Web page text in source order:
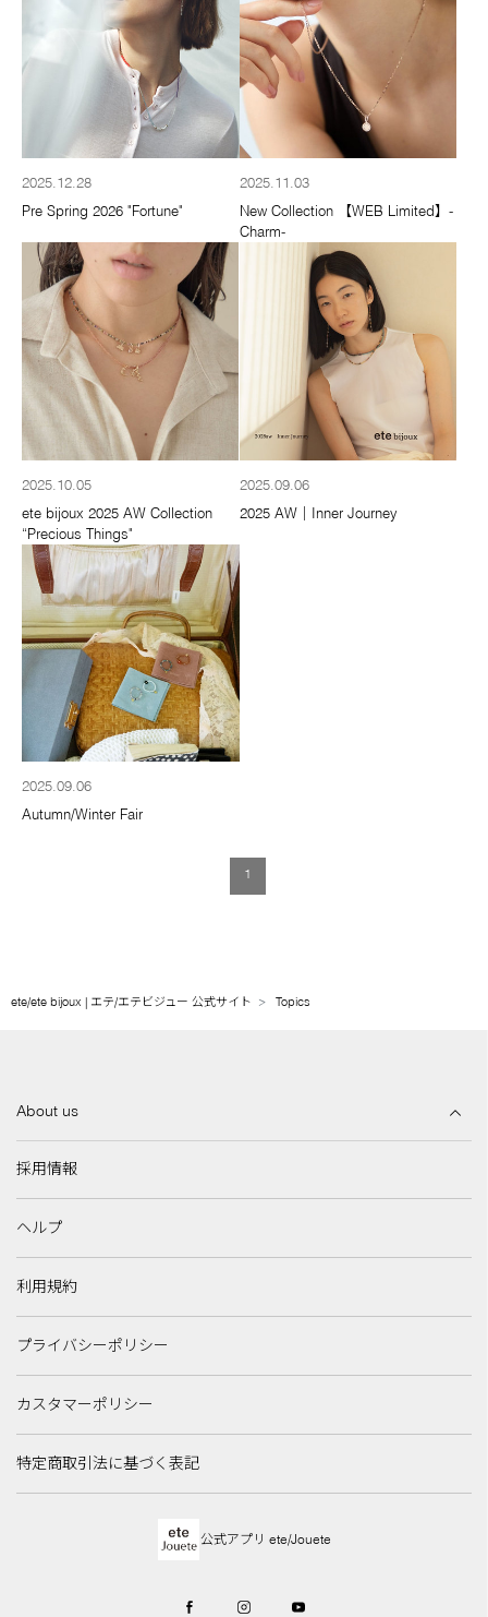
2025.12.28
Pre Spring 2026 "Fortune"
2025.11.03
New Collection 【WEB Limited】-
Charm-
2025.10.05
ete bijoux 2025 AW Collection
“Precious Things"
2025.09.06
2025 AW｜Inner Journey
2025.09.06
Autumn/Winter Fair
1
ete/ete bijoux | エテ/エテビジュー 公式サイト Topics
About us
採用情報
ヘルプ
利用規約
プライバシーポリシー
カスタマーポリシー
特定商取引法に基づく表記
公式アプリ ete/Jouete